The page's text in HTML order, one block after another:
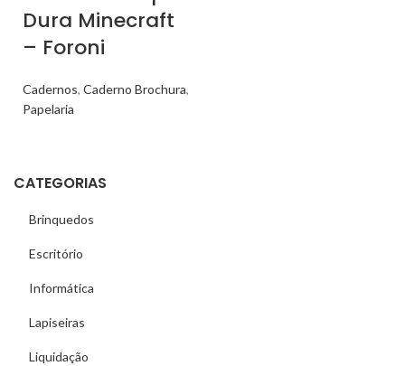
CATEGORIAS
Brinquedos
Escritório
Informática
Lapiseiras
Liquidação
Dura Minecraft
– Foroni
Cadernos, Caderno Brochura,
Papelaria